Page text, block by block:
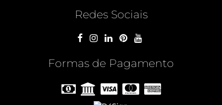
Redes Sociais
Formas de Pagamento